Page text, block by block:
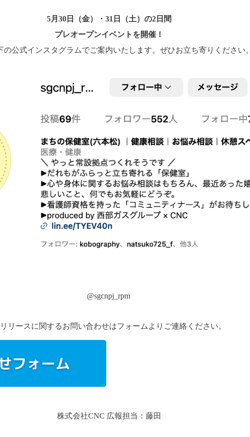
5月30日（金）・31日（土）の2日間
プレオープンイベントを開催！
の公式インスタグラムでご案内いたします。ぜひお立ち寄りください。
@sgcnpj_rpm
リースに関するお問い合わせはフォームよりご連絡ください。
株式会社CNC 広報担当：藤田